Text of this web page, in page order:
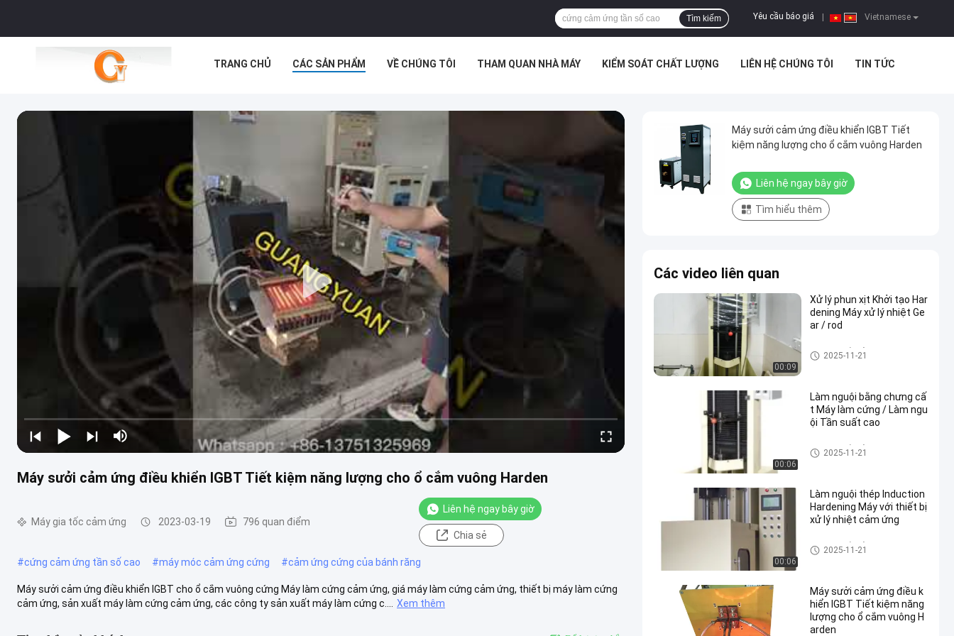
Vietnamese
Yêu cầu báo giá
Tìm kiếm
TRANG CHỦ CÁC SẢN PHẨM VỀ CHÚNG TÔI THAM QUAN NHÀ MÁY KIỂM SOÁT CHẤT LƯỢNG LIÊN HỆ CHÚNG TÔI TIN TỨC
Máy sưởi cảm ứng điều khiển IGBT Tiết kiệm năng lượng cho ổ cắm vuông Harden
Máy gia tốc cảm ứng 2023-03-19 796 quan điểm
Liên hệ ngay bây giờ
Chia sẻ
#cứng cảm ứng tần số cao #máy móc cảm ứng cứng #cảm ứng cứng của bánh răng
Máy sưởi cảm ứng điều khiển IGBT cho ổ cắm vuông cứng Máy làm cứng cảm ứng, giá máy làm cứng cảm ứng, thiết bị máy làm cứng
cảm ứng, sản xuất máy làm cứng cảm ứng, các công ty sản xuất máy làm cứng c....
Xem thêm
Máy sưởi cảm ứng điều khiển IGBT Tiết
kiệm năng lượng cho ổ cắm vuông Harden
Liên hệ ngay bây giờ
Tìm hiểu thêm
Các video liên quan
00:09
Xử lý phun xịt Khởi tạo Har
dening Máy xử lý nhiệt Ge
ar / rod
Máy gia tốc cảm ứng
2025-11-21
00:06
Làm nguội bằng chưng cấ
t Máy làm cứng / Làm ngu
ội Tần suất cao
Máy gia tốc cảm ứng
2025-11-21
00:06
Làm nguội thép Induction
Hardening Máy với thiết bị
xử lý nhiệt cảm ứng
Máy gia tốc cảm ứng
2025-11-21
Máy sưởi cảm ứng điều k
hiển IGBT Tiết kiệm năng
lượng cho ổ cắm vuông H
arden